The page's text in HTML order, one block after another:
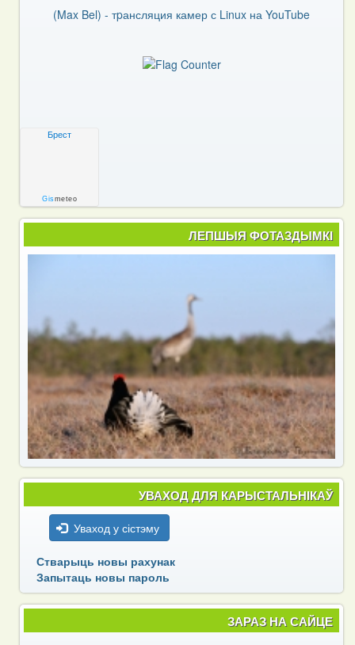
(Max Bel) - тpансляция камер с Linux на YouTube
Брест
Gismeteo
ЛЕПШЫЯ ФОТАЗДЫМКІ
УВАХОД ДЛЯ КАРЫСТАЛЬНІКАЎ
Уваход у сістэму
Стварыць новы рахунак
Запытаць новы пароль
ЗАРАЗ НА САЙЦЕ